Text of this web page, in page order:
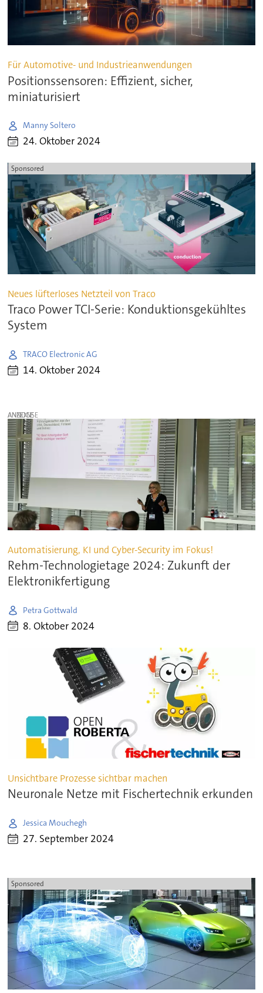
Für Automotive- und Industrieanwendungen
Positionssensoren: Effizient, sicher,
miniaturisiert
Manny Soltero
24. Oktober 2024
Sponsored
Neues lüfterloses Netzteil von Traco
Traco Power TCI-Serie: Konduktionsgekühltes
System
TRACO Electronic AG
14. Oktober 2024
ANZEIGE
Automatisierung, KI und Cyber-Security im Fokus!
Rehm-Technologietage 2024: Zukunft der
Elektronikfertigung
Petra Gottwald
8. Oktober 2024
Unsichtbare Prozesse sichtbar machen
Neuronale Netze mit Fischertechnik erkunden
Jessica Mouchegh
27. September 2024
Sponsored